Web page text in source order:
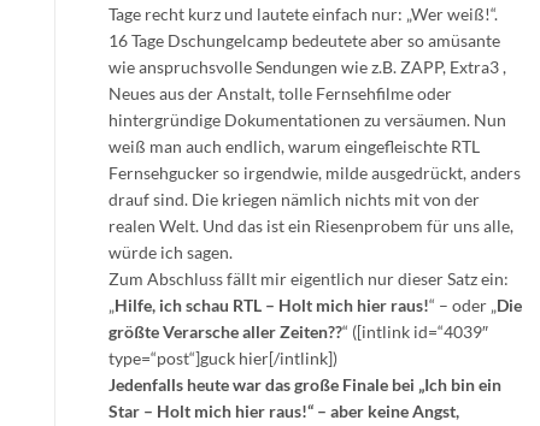
Tage recht kurz und lautete einfach nur: „Wer weiß!“.
16 Tage Dschungelcamp bedeutete aber so amüsante
wie anspruchsvolle Sendungen wie z.B. ZAPP, Extra3 ,
Neues aus der Anstalt, tolle Fernsehfilme oder
hintergründige Dokumentationen zu versäumen. Nun
weiß man auch endlich, warum eingefleischte RTL
Fernsehgucker so irgendwie, milde ausgedrückt, anders
drauf sind. Die kriegen nämlich nichts mit von der
realen Welt. Und das ist ein Riesenprobem für uns alle,
würde ich sagen.
Zum Abschluss fällt mir eigentlich nur dieser Satz ein:
„Hilfe, ich schau RTL – Holt mich hier raus!“ – oder „Die
größte Verarsche aller Zeiten??“ ([intlink id=“4039″
type=“post“]guck hier[/intlink])
Jedenfalls heute war das große Finale bei „Ich bin ein
Star – Holt mich hier raus!“ – aber keine Angst,